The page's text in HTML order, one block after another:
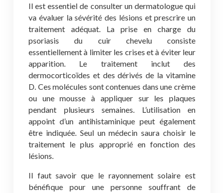
Il est essentiel de consulter un dermatologue qui
va évaluer la sévérité des lésions et prescrire un
traitement adéquat. La prise en charge du
psoriasis du cuir chevelu consiste
essentiellement à limiter les crises et à éviter leur
apparition. Le traitement inclut des
dermocorticoïdes et des dérivés de la vitamine
D. Ces molécules sont contenues dans une crème
ou une mousse à appliquer sur les plaques
pendant plusieurs semaines. L’utilisation en
appoint d’un antihistaminique peut également
être indiquée. Seul un médecin saura choisir le
traitement le plus approprié en fonction des
lésions.
Il faut savoir que le rayonnement solaire est
bénéfique pour une personne souffrant de